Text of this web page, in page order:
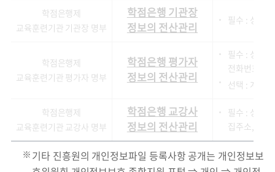
학점은행제
교육훈련기관 기관장 명부
학점은행 기관장
정보의 전산관리
필수 : 성명,
학점은행제
교육훈련기관 평가자 명부
학점은행 평가자
정보의 전산관리
필수 : 성명,
전화번호, 휴
선택 : 계좌
학점은행제
교육훈련기관 교강사 명부
학점은행 교강사
정보의 전산관리
필수 : 성명,
집주소, 학
기타 진흥원의 개인정보파일 등록사항 공개는 개인정보보